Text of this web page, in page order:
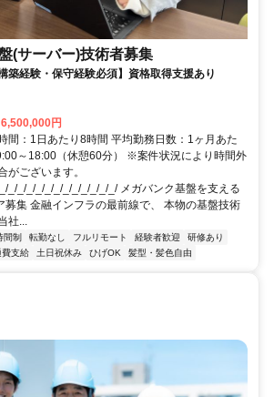
(サーバー)技術者募集
築経験・保守経験必須】資格取得支援あり
円
間：1日あたり8時間 平均勤務日数：1ヶ月あた
～18:00（休憩60分） ※案件状況により時間外
がございます。
_/_/_/_/_/_/_/_/_/_/_/_/ メガバンク基盤を支える
募集 金融インフラの最前線で、 本物の基盤技術
社...
間制 転勤なし フルリモート 経験者歓迎
研修あり
費支給 土日祝休み ひげOK 髪型・髪色自由